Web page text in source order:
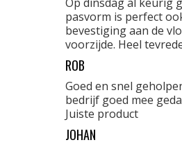
pasvorm is perfect
bevestiging aan de
voorzijde. Heel
ROB
Goed en snel
bedrijf goed mee
Juiste product
JOHAN